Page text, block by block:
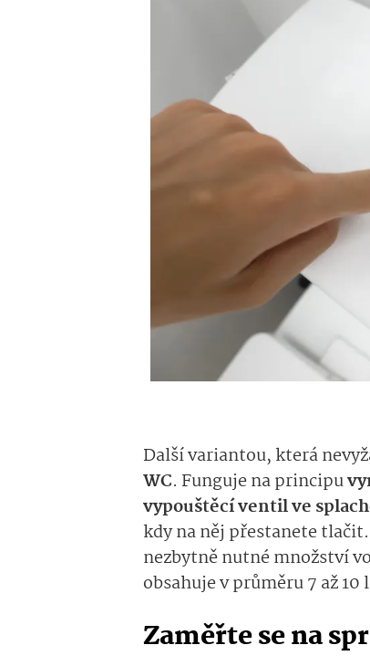
Další variantou, která
WC. Funguje na principu
vypouštěcí ventil ve
kdy na něj přestanete
nezbytně nutné množství
obsahuje v průměru 7 až
Zaměřte se na